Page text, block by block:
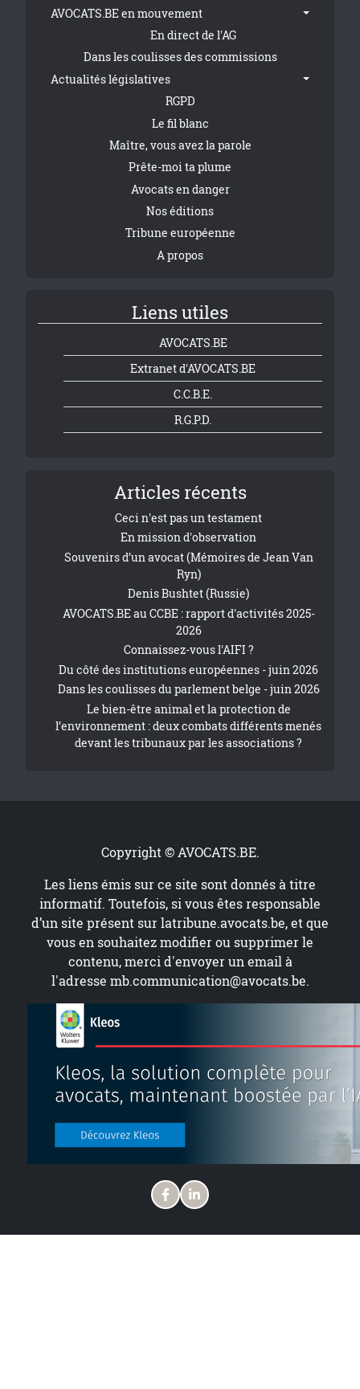
AVOCATS.BE en mouvement
En direct de l'AG
Dans les coulisses des commissions
Actualités législatives
RGPD
Le fil blanc
Maître, vous avez la parole
Prête-moi ta plume
Avocats en danger
Nos éditions
Tribune européenne
A propos
Liens utiles
AVOCATS.BE
Extranet d'AVOCATS.BE
C.C.B.E.
R.G.P.D.
Articles récents
Ceci n'est pas un testament
En mission d'observation
Souvenirs d’un avocat (Mémoires de Jean Van
Ryn)
Denis Bushtet (Russie)
AVOCATS.BE au CCBE : rapport d'activités 2025-
2026
Connaissez-vous l'AIFI ?
Du côté des institutions européennes - juin 2026
Dans les coulisses du parlement belge - juin 2026
Le bien-être animal et la protection de
l’environnement : deux combats différents menés
devant les tribunaux par les associations ?
Copyright © AVOCATS.BE.
Les liens émis sur ce site sont donnés à titre
informatif. Toutefois, si vous êtes responsable
d’un site présent surlatribune.avocats.be, et que
vous en souhaitez modifier ou supprimer le
contenu, merci d'envoyer un email à
l'adresse mb.communication@avocats.be.